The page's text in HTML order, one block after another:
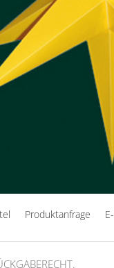
Produktanfrage